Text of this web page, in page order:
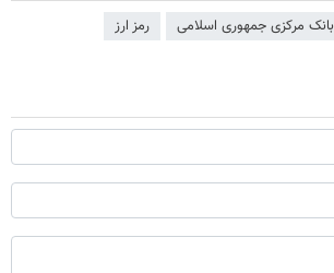
بانک مرکزی جمهوری اسلامی رمز ارز